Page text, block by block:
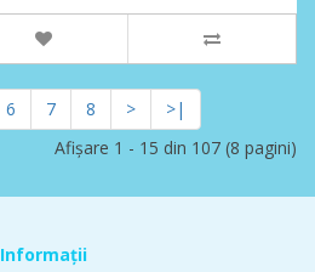
6 7 8 >
>|
Afişare 1 - 15 din 107 (8 pagini)
Informaţii